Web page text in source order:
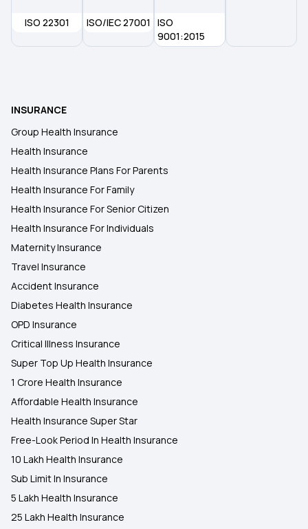
ISO 22301 ISO/IEC 27001
ISO
9001:2015
INSURANCE
Group Health Insurance
Health Insurance
Health Insurance Plans For Parents
Health Insurance For Family
Health Insurance For Senior Citizen
Health Insurance For Individuals
Maternity Insurance
Travel Insurance
Accident Insurance
Diabetes Health Insurance
OPD Insurance
Critical Illness Insurance
Super Top Up Health Insurance
1 Crore Health Insurance
Affordable Health Insurance
Health Insurance Super Star
Free-Look Period In Health Insurance
10 Lakh Health Insurance
Sub Limit In Insurance
5 Lakh Health Insurance
25 Lakh Health Insurance